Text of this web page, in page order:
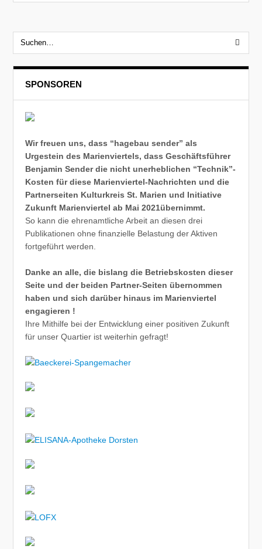
SPONSOREN
Wir freuen uns, dass “hagebau sender” als
Urgestein des Marienviertels, dass Geschäftsführer
Benjamin Sender die nicht unerheblichen “Technik”-
Kosten für diese Marienviertel-Nachrichten und die
Partnerseiten Kulturkreis St. Marien und Initiative
Zukunft Marienviertel ab Mai 2021übernimmt.
So kann die ehrenamtliche Arbeit an diesen drei
Publikationen ohne finanzielle Belastung der Aktiven
fortgeführt werden.
Danke an alle, die bislang die Betriebskosten dieser
Seite und der beiden Partner-Seiten übernommen
haben und sich darüber hinaus im Marienviertel
engagieren !
Ihre Mithilfe bei der Entwicklung einer positiven Zukunft
für unser Quartier ist weiterhin gefragt!